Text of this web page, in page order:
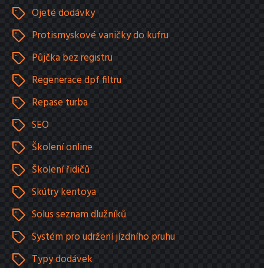
Ojeté dodávky
Protismyskové vaničky do kufru
Půjčka bez registru
Regenerace dpf filtru
Repase turba
SEO
Školení online
Školení řidičů
Skútry kentoya
Solus seznam dlužníků
Systém pro udržení jízdního pruhu
Typy dodávek